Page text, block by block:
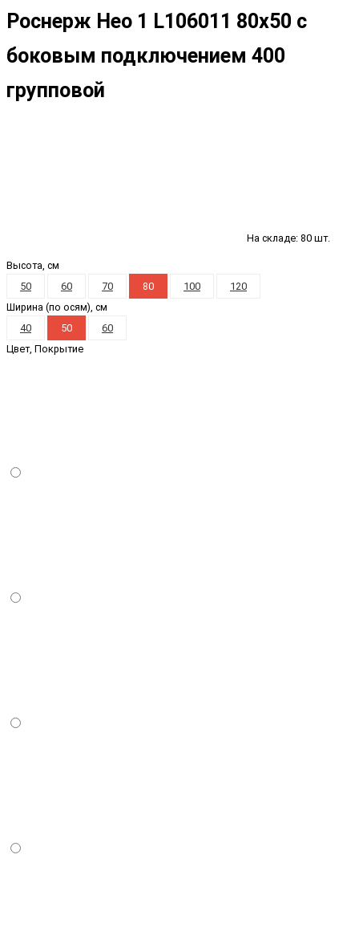
Роснерж Нео 1 L106011 80x50 с
боковым подключением 400
групповой
На складе: 80 шт.
Высота, см
50
60 70 80 100
120
Ширина (по осям), см
40
50
60
Цвет, Покрытие